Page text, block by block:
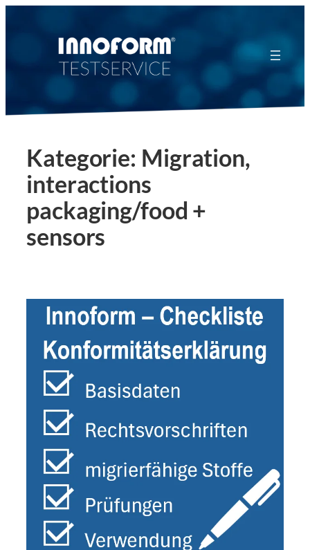
Kategorie: Migration,
interactions
packaging/food +
sensors